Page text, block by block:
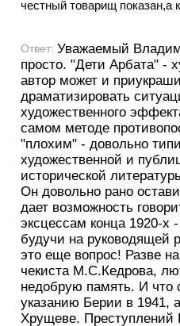
честный товарищ показан,а
Ответ:Уважаемый
просто. "Дети Арбата" -
автор может и
драматизировать
художественного
самом методе
"плохим" - довольно
художественной и
исторической
Он довольно рано
дает возможность
эксцессам конца 1920-х
будучи на руководящей
это еще вопрос! Разве
чекиста М.С.Кедрова,
недобрую память. И что
указанию Берии в 1941,
Хрущеве. Преступлений